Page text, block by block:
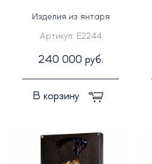
Изделия из янтаря
Артикул: E2244
240 000 руб.
В корзину